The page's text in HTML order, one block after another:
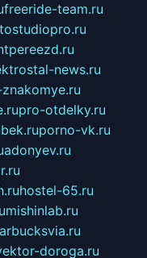
freeride-team.ru
news.ru
pro-otdelky.ru
porno-vk.ru
adonyev.ru
hostel-65.ru
mishinlab.ru
doroga.ru